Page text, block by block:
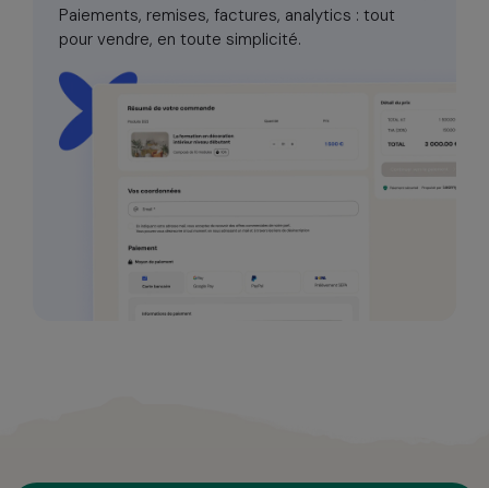
Paiements, remises, factures, analytics : tout
pour vendre, en toute simplicité.